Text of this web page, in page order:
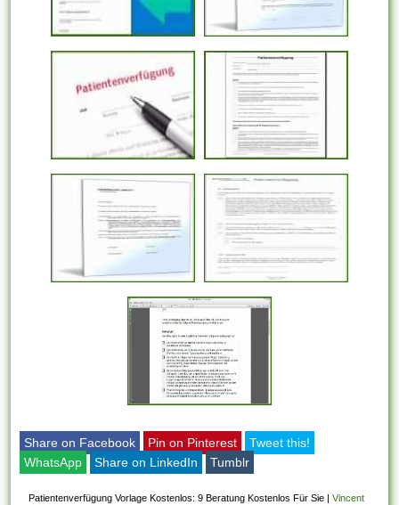
Share on Facebook Pin on Pinterest
Tweet this!
WhatsApp
Share on LinkedIn Tumblr
Patientenverfügung Vorlage Kostenlos: 9 Beratung Kostenlos Für Sie |Vincent